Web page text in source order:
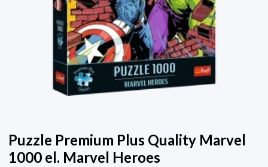
Puzzle Premium Plus Quality Marvel
1000 el. Marvel Heroes